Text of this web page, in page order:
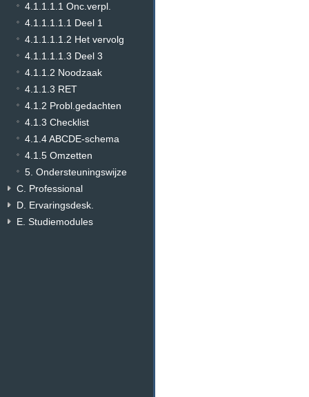
4.1.1.1.1 Onc.verpl.
4.1.1.1.1.1 Deel 1
4.1.1.1.1.2 Het vervolg
4.1.1.1.1.3 Deel 3
4.1.1.2 Noodzaak
4.1.1.3 RET
4.1.2 Probl.gedachten
4.1.3 Checklist
4.1.4 ABCDE-schema
4.1.5 Omzetten
5. Ondersteuningswijze
C. Professional
D. Ervaringsdesk.
E. Studiemodules